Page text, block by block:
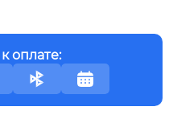
оплате: